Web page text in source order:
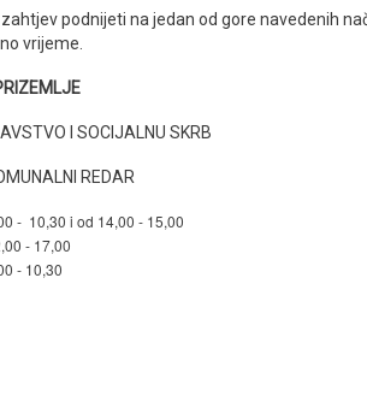
podnijeti na jedan od gore navedenih
vrijeme.
I SOCIJALNU SKRB
REDAR
- 10,30 i od 14,00 - 15,00
- 17,00
- 10,30